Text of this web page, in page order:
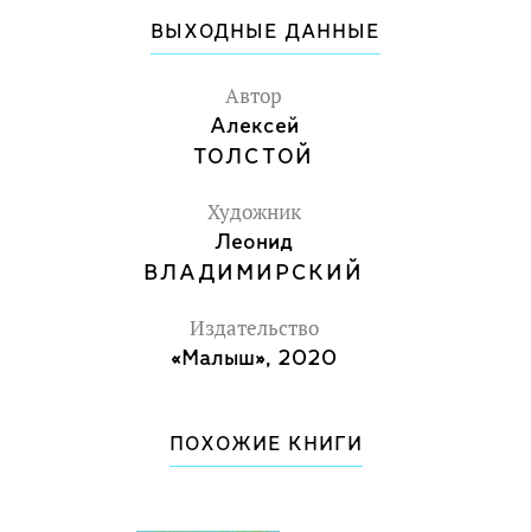
ВЫХОДНЫЕ ДАННЫЕ
Автор
Алексей
ТОЛСТОЙ
Художник
Леонид
ВЛАДИМИРСКИЙ
Издательство
«Малыш», 2020
ПОХОЖИЕ КНИГИ